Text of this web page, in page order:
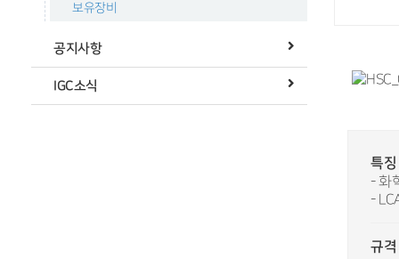
보유장비
공지사항
IGC소식
특징
- 화
-
규격